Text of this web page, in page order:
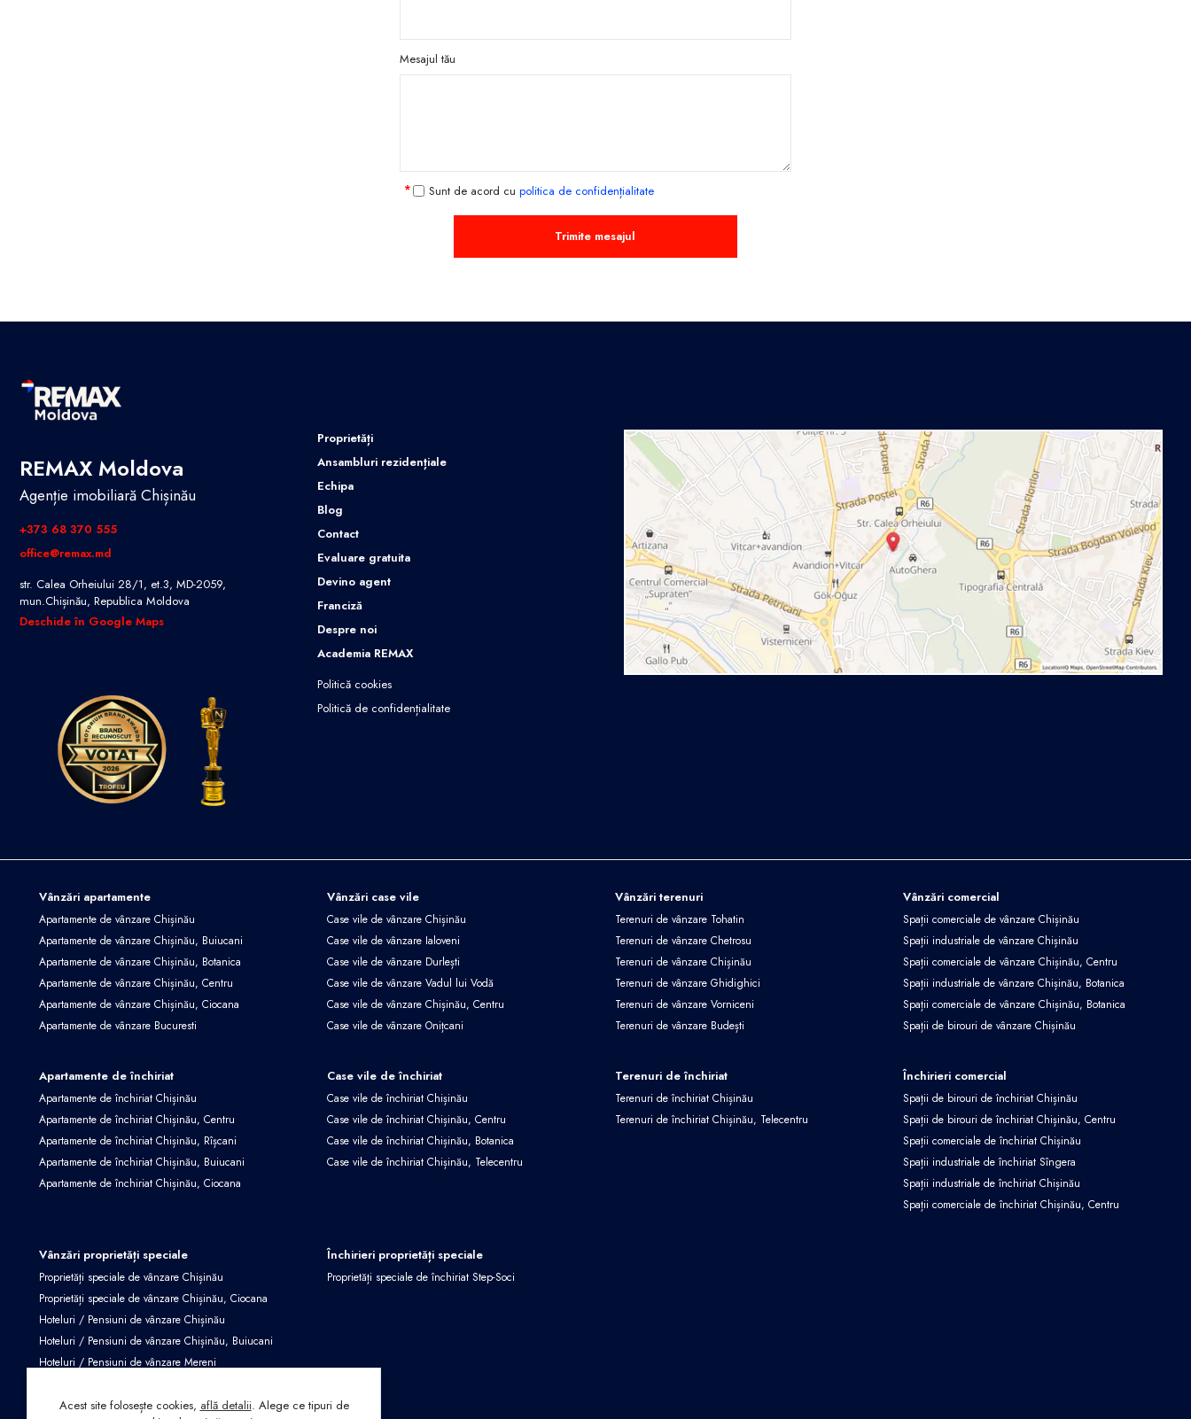
Mesajul tău
Sunt de acord cu politica de confidențialitate
Trimite mesajul
REMAX Moldova
Agenție imobiliară Chișinău
+373 68 370 555
office@remax.md
str. Calea Orheiului 28/1, et.3, MD-2059,
mun.Chișinău, Republica Moldova
Deschide în Google Maps
Proprietăți
Ansambluri rezidențiale
Echipa
Blog
Contact
Evaluare gratuita
Devino agent
Franciză
Despre noi
Academia REMAX
Politică cookies
Politică de confidențialitate
Vânzări apartamente
Apartamente de vânzare Chișinău
Apartamente de vânzare Chișinău, Buiucani
Apartamente de vânzare Chișinău, Botanica
Apartamente de vânzare Chișinău, Centru
Apartamente de vânzare Chișinău, Ciocana
Apartamente de vânzare Bucuresti
Vânzări case vile
Case vile de vânzare Chișinău
Case vile de vânzare Ialoveni
Case vile de vânzare Durlești
Case vile de vânzare Vadul lui Vodă
Case vile de vânzare Chișinău, Centru
Case vile de vânzare Onițcani
Vânzări terenuri
Terenuri de vânzare Tohatin
Terenuri de vânzare Chetrosu
Terenuri de vânzare Chișinău
Terenuri de vânzare Ghidighici
Terenuri de vânzare Vorniceni
Terenuri de vânzare Budești
Vânzări comercial
Spații comerciale de vânzare Chișinău
Spații industriale de vânzare Chișinău
Spații comerciale de vânzare Chișinău, Centru
Spații industriale de vânzare Chișinău, Botanica
Spații comerciale de vânzare Chișinău, Botanica
Spații de birouri de vânzare Chișinău
Apartamente de închiriat
Apartamente de închiriat Chișinău
Apartamente de închiriat Chișinău, Centru
Apartamente de închiriat Chișinău, Rîșcani
Apartamente de închiriat Chișinău, Buiucani
Apartamente de închiriat Chișinău, Ciocana
Case vile de închiriat
Case vile de închiriat Chișinău
Case vile de închiriat Chișinău, Centru
Case vile de închiriat Chișinău, Botanica
Case vile de închiriat Chișinău, Telecentru
Terenuri de închiriat
Terenuri de închiriat Chișinău
Terenuri de închiriat Chișinău, Telecentru
Închirieri comercial
Spații de birouri de închiriat Chișinău
Spații de birouri de închiriat Chișinău, Centru
Spații comerciale de închiriat Chișinău
Spații industriale de închiriat Sîngera
Spații industriale de închiriat Chișinău
Spații comerciale de închiriat Chișinău, Centru
Vânzări proprietăți speciale
Proprietăți speciale de vânzare Chișinău
Proprietăți speciale de vânzare Chișinău, Ciocana
Hoteluri / Pensiuni de vânzare Chișinău
Hoteluri / Pensiuni de vânzare Chișinău, Buiucani
Hoteluri / Pensiuni de vânzare Mereni
Închirieri proprietăți speciale
Proprietăți speciale de închiriat Step-Soci
Acest site folosește cookies, află detalii. Alege ce tipuri de